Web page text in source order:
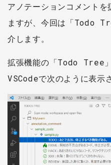
アノテーションコメント
ますが、今回は「Todo
介します。
拡張機能の「Todo Tree」
VSCodeで次のように表示